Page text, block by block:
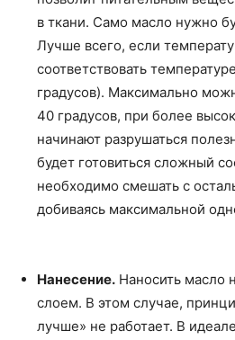
в ткани. Само масло нужно
Лучше всего, если
соответствовать
градусов). Максимально
40 градусов, при более
начинают разрушаться
будет готовиться сложный
необходимо смешать с
добиваясь максимальной
Нанесение. Наносить масло
слоем. В этом случае,
лучше» не работает. В